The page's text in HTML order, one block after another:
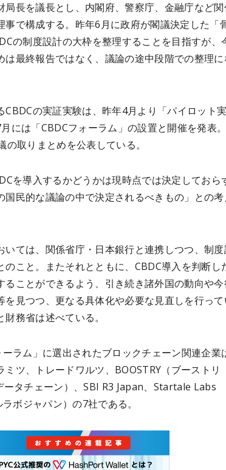
局長を議長とし、内閣府、警察庁、金融庁など
事で構成する。昨年6月に政府が閣議決定した「
の制度設計の大枠を整理することを目指すが、
は最終報告ではなく、議論の途中段階での整理
CBDCの実証実験は、昨年4月より「パイロット
には「CBDCフォーラム」の設置と開催を発表
取りまとめを公表している。
を導入するかどうかは現時点では決定しておら
国民的な議論の中で決定されるべきもの」との
いては、関係省庁・日本銀行と連携しつつ、制
のこと。またそれとともに、CBDC導入を判断し
ることができるよう、引き続き諸外国の動向や
を見つつ、更なる具体化や必要な見直しを行っ
務省は述べている。
ラム」に選出されたブロックチェーン関連企業
ミツ、トレードワルツ、BOOSTRY（ブーストリ
タチェーン）、SBI R3 Japan、Startale Labs
ボジャパン）の7社である。